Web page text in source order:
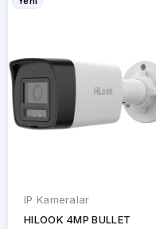
IP Kameralar
HILOOK 4MP BULLET